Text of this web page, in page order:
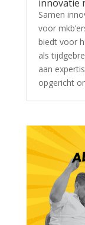
innovatie
Samen
voor
biedt voor
als
aan
opgericht